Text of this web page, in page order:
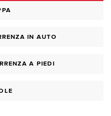
IN AUTO
A PIEDI